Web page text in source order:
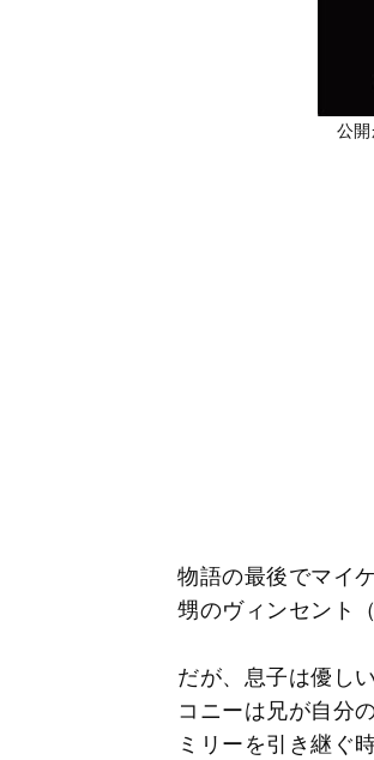
公
物語の最後でマイ
甥のヴィンセント
だが、息子は優し
コニーは兄が自分
ミリーを引き継ぐ